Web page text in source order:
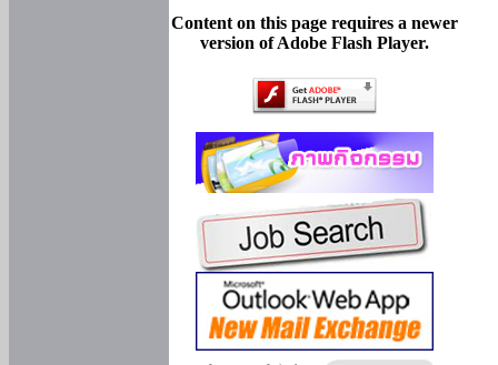
Content on this page requires a newer
version of Adobe Flash Player.